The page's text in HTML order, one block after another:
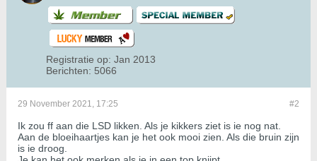
Registratie op: Jan 2013
Berichten: 5066
#2
29 November 2021, 17:25
Ik zou ff aan die LSD likken. Als je kikkers ziet is ie nog nat.
Aan de bloeihaartjes kan je het ook mooi zien. Als die bruin zijn
is ie droog.